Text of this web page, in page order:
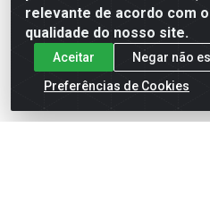
relevante de acordo com
qualidade do nosso site.
Aceitar
Negar não
Preferências de Cookies